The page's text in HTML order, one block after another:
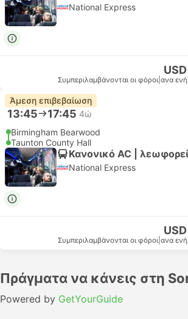
National Express
Συμπεριλαμβάνονται οι φόροι ανα
Άμεση επιβεβαίωση
13:45 17:45 4ώ
Birmingham Bearwood
Taunton County Hall
Κανονικό AC |
National Express
Συμπεριλαμβάνονται οι φόροι ανα
Πράγματα να κάνεις στη
Powered by GetYourGuide